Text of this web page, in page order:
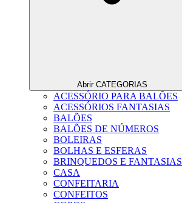
Abrir CATEGORIAS
ACESSÓRIO PARA BALÕES
ACESSÓRIOS FANTASIAS
BALÕES
BALÕES DE NÚMEROS
BOLEIRAS
BOLHAS E ESFERAS
BRINQUEDOS E FANTASIAS
CASA
CONFEITARIA
CONFEITOS